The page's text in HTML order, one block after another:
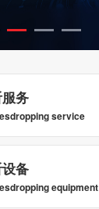
务
service
备
equipment